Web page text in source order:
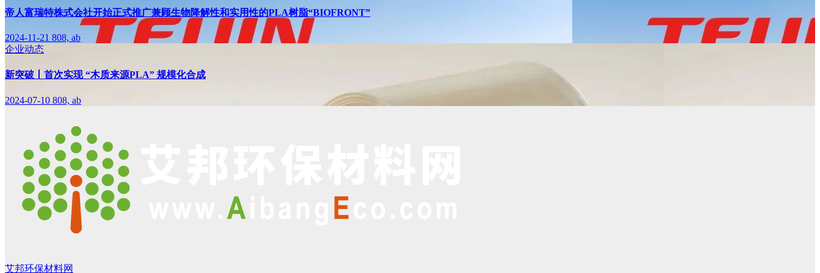
帝人富瑞特株式会社开始正式推广兼顾生物降解性和实用性的PLA树脂“BIOFRONT”
2024-11-21 808, ab
企业动态
新突破丨首次实现 “木质来源PLA” 规模化合成
2024-07-10 808, ab
艾邦环保材料网